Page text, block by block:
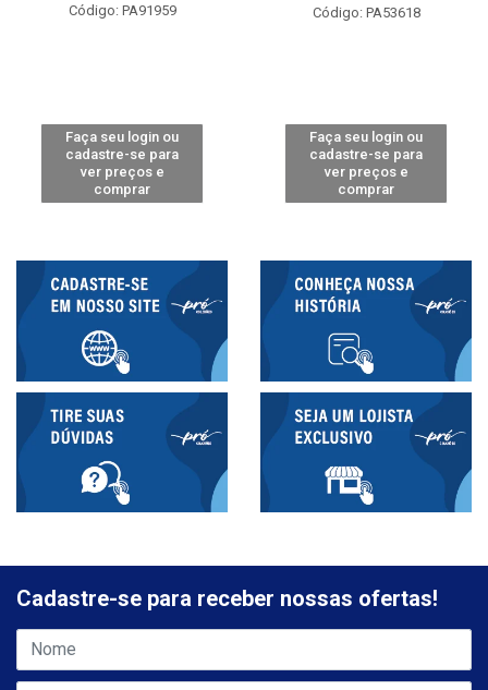
Código: PA91959
Faça seu login ou
cadastre-se para
ver preços e
comprar
Código: PA53618
Faça seu login ou
cadastre-se para
ver preços e
comprar
Cadastre-se para receber nossas ofertas!